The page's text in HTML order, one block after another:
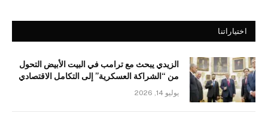
اختياراتنا
الزيدي يبحث مع ترامب في البيت الأبيض التحول
من “الشراكة العسكرية” إلى التكامل الاقتصادي
يوليو 14, 2026